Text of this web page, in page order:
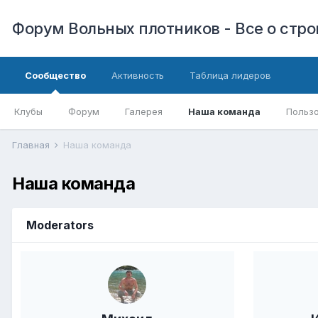
Форум Вольных плотников - Все о
Сообщество
Клубы Форум Галерея Наша команда
Активность Таблица лидеров
Главная Наша команда
Наша команда
Moderators